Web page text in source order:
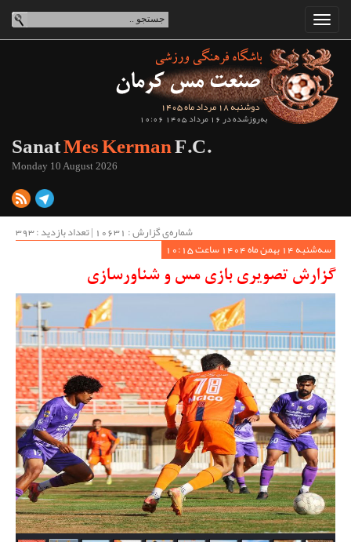
دوشنبه 18 مرداد ماه 1405
به‌روزشده در 16 مرداد 1405 10:06
SanatMes KermanF.C.
Monday 10 August 2026
شماره‌ی گزارش : ‌10631 | تعداد بازدید : 393
سه‌شنبه 14 بهمن ماه 1404 ساعت 10:15
گزارش تصویری بازی مس و شناورسازی